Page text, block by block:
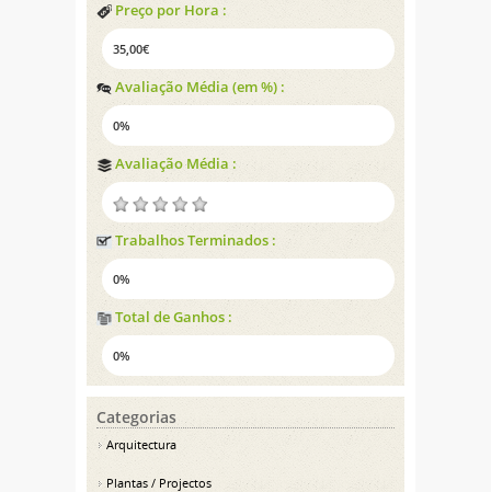
Preço por Hora :
35,00€
Avaliação Média (em %) :
0%
Avaliação Média :
Trabalhos Terminados :
0%
Total de Ganhos :
0%
Categorias
Arquitectura
Plantas / Projectos